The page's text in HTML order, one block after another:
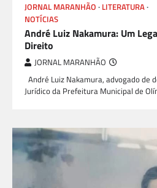
JORNAL MARANHÃO LITERATURA
NOTÍCIAS
André Luiz Nakamura: Um
Direito
JORNAL MARANHÃO
André Luiz Nakamura, advogado de
Jurídico da Prefeitura Municipal de